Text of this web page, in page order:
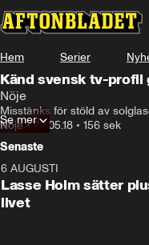
Hem Serier
Känd svensk tv-profil
Nöje
Misstänks för stöld av
Nöje•23.05.18 • 156 sek
Se mer
Senaste
6 AUGUSTI
Lasse Holm sätter
livet